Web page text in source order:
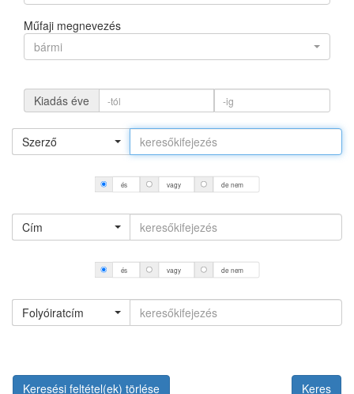
Műfaji megnevezés
bármi
Kiadás éve
Szerző
és vagy de nem
Cím
és vagy de nem
Folyóiratcím
Keresési feltétel(ek) törlése